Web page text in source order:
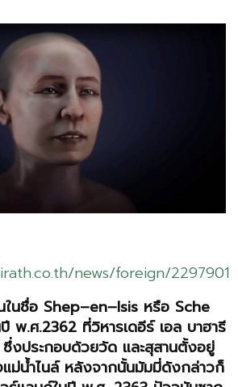
news/foreign/2297901
นชื่อ Shep–en–Isis หรือ Sche
พ.ศ.2362 ที่วิหารเดอีร์ เอล บาฮารี
งประกอบด้วยวัด และสุสานตั้งอยู่
ม่น้ำไนล์ หลังจากนั้นมัมมี่ดังกล่าวก็